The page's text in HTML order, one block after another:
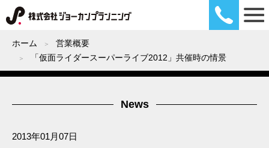
ホーム
営業概要
「仮面ライダースーパーライブ2012」共催時の情景
News
2013年01月07日